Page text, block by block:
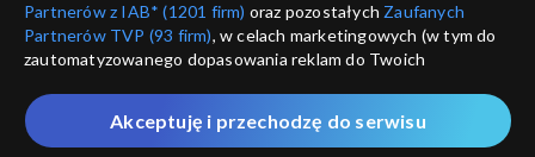
Partnerów z IAB* (1201 firm) oraz pozostałych Zaufanych
Partnerów TVP (93 firm), w celach marketingowych (w tym do
zautomatyzowanego dopasowania reklam do Twoich
które wskazujemy poniżej, a także zgody na udostępnianie
przez nas identyfikatora PPID do Google.
Akceptuję i przechodzę do serwisu